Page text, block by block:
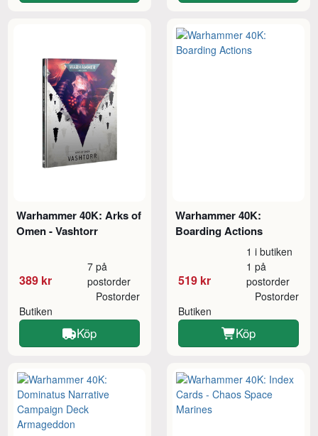
Warhammer 40K: Arks of
Omen - Vashtorr
389 kr
7 på
postorder
Butiken
Postorder
Köp
Warhammer 40K:
Boarding Actions
519 kr
1 i butiken
1 på
postorder
Butiken
Postorder
Köp